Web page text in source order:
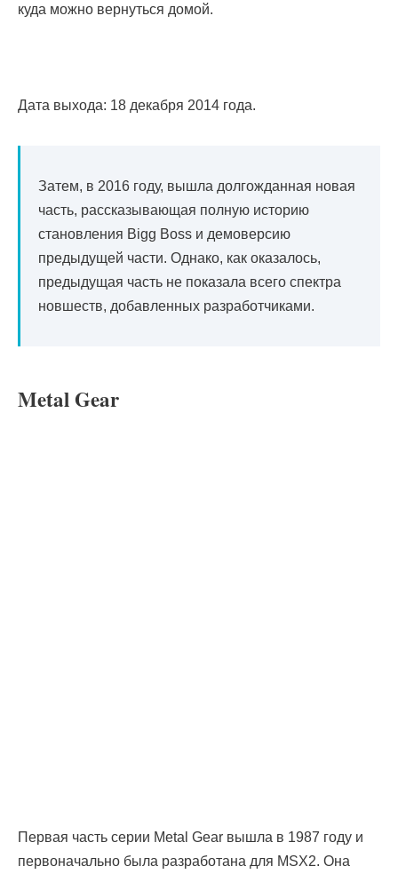
куда можно вернуться домой.
Дата выхода: 18 декабря 2014 года.
Затем, в 2016 году, вышла долгожданная новая
часть, рассказывающая полную историю
становления Bigg Boss и демоверсию
предыдущей части. Однако, как оказалось,
предыдущая часть не показала всего спектра
новшеств, добавленных разработчиками.
Metal Gear
Первая часть серии Metal Gear вышла в 1987 году и
первоначально была разработана для MSX2. Она